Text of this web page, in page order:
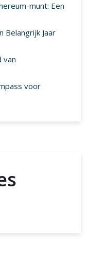
munt: Een
Belangrijk Jaar
van
voor